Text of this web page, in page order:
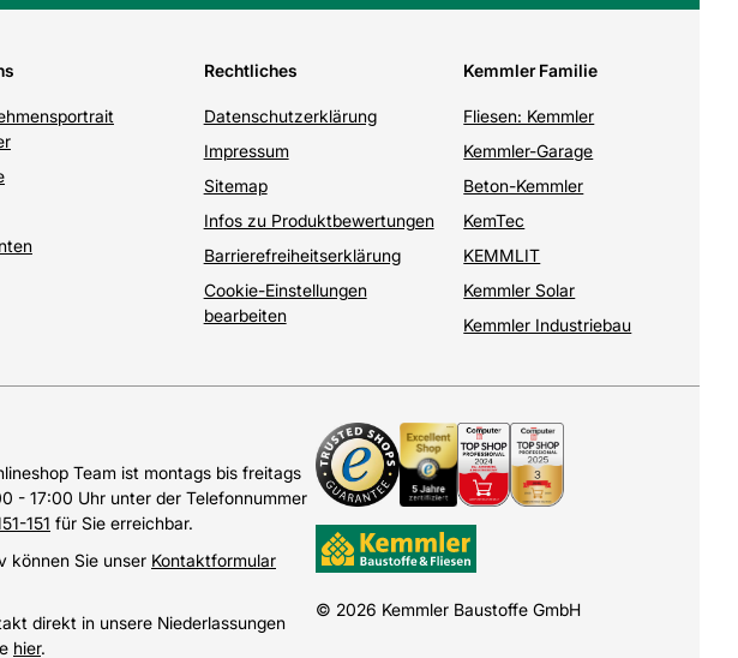
Rechtliches
Datenschutzerklärung
Impressum
Sitemap
Infos zu Produktbewertungen
Barrierefreiheitserklärung
Cookie-Einstellungen
bearbeiten
Kemmler Familie
Fliesen: Kemmler
Kemmler-Garage
Beton-Kemmler
KemTec
KEMMLIT
Kemmler Solar
Kemmler Industriebau
Team ist montags bis freitags
- 17:00 Uhr unter der Telefonnummer
151 für Sie erreichbar.
können Sie unser Kontaktformular
direkt in unsere Niederlassungen
hier.
© 2026 Kemmler Baustoffe GmbH